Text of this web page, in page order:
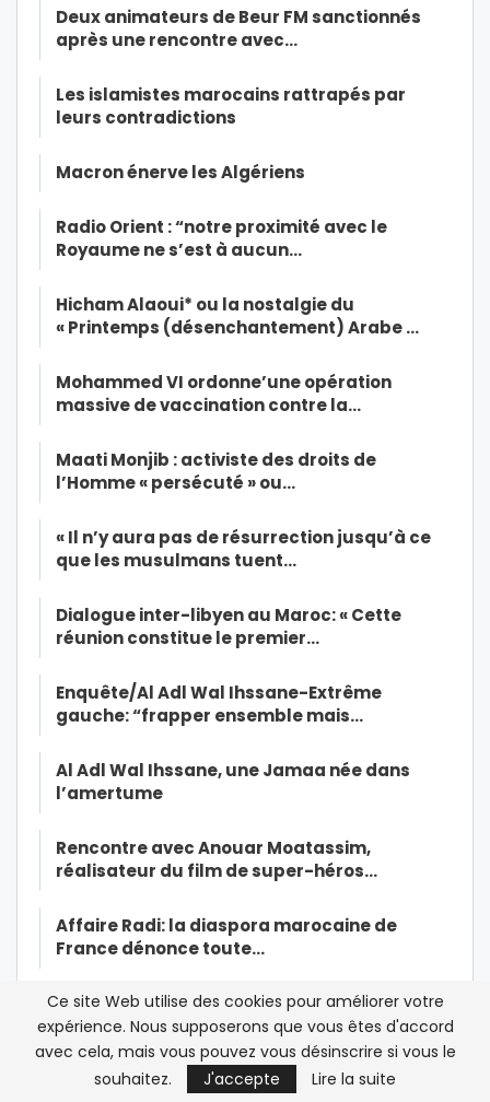
Deux animateurs de Beur FM sanctionnés
après une rencontre avec…
Les islamistes marocains rattrapés par
leurs contradictions
Macron énerve les Algériens
Radio Orient : “notre proximité avec le
Royaume ne s’est à aucun…
Hicham Alaoui* ou la nostalgie du
« Printemps (désenchantement) Arabe …
Mohammed VI ordonne’une opération
massive de vaccination contre la…
Maati Monjib : activiste des droits de
l’Homme « persécuté » ou…
« Il n’y aura pas de résurrection jusqu’à ce
que les musulmans tuent…
Dialogue inter-libyen au Maroc: « Cette
réunion constitue le premier…
Enquête/Al Adl Wal Ihssane-Extrême
gauche: “frapper ensemble mais…
Al Adl Wal Ihssane, une Jamaa née dans
l’amertume
Rencontre avec Anouar Moatassim,
réalisateur du film de super-héros…
Affaire Radi: la diaspora marocaine de
France dénonce toute…
Mohammed VI insiste sur le civisme dans la
lutte contre le Coronavirus
Maroc/Affaire Omar Radi: la tribune de trop
Ce site Web utilise des cookies pour améliorer votre
expérience. Nous supposerons que vous êtes d'accord
avec cela, mais vous pouvez vous désinscrire si vous le
souhaitez.
J'accepte Lire la suite